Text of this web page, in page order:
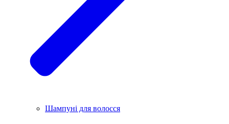
Шампуні для волосся